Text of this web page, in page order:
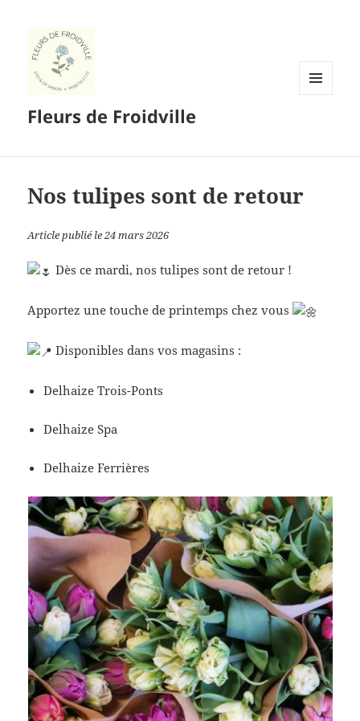
Fleurs de Froidville
Nos tulipes sont de retour
Article publié le 24 mars 2026
Dès ce mardi, nos tulipes sont de retour !
Apportez une touche de printemps chez vous
Disponibles dans vos magasins :
Delhaize Trois-Ponts
Delhaize Spa
Delhaize Ferrières